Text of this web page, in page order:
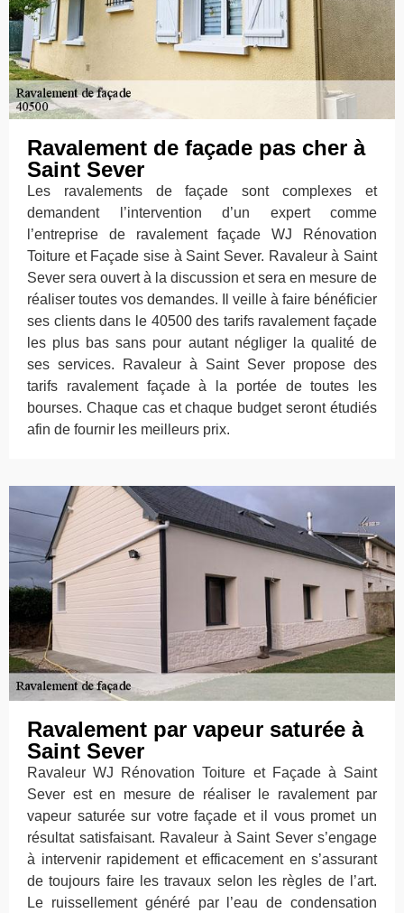
Ravalement de façade pas cher à
Saint Sever
Les ravalements de façade sont complexes et
demandent l’intervention d’un expert comme
l’entreprise de ravalement façade WJ Rénovation
Toiture et Façade sise à Saint Sever. Ravaleur à Saint
Sever sera ouvert à la discussion et sera en mesure de
réaliser toutes vos demandes. Il veille à faire bénéficier
ses clients dans le 40500 des tarifs ravalement façade
les plus bas sans pour autant négliger la qualité de
ses services. Ravaleur à Saint Sever propose des
tarifs ravalement façade à la portée de toutes les
bourses. Chaque cas et chaque budget seront étudiés
afin de fournir les meilleurs prix.
Ravalement par vapeur saturée à
Saint Sever
Ravaleur WJ Rénovation Toiture et Façade à Saint
Sever est en mesure de réaliser le ravalement par
vapeur saturée sur votre façade et il vous promet un
résultat satisfaisant. Ravaleur à Saint Sever s’engage
à intervenir rapidement et efficacement en s’assurant
de toujours faire les travaux selon les règles de l’art.
Le ruissellement généré par l’eau de condensation